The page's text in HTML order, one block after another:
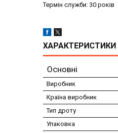
Термін служби: 30 років
ХАРАКТЕРИСТИКИ
Основні
Виробник
Країна виробник
Тип дроту
Упаковка